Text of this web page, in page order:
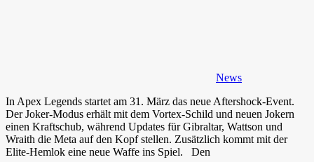
News
In Apex Legends startet am 31. März das neue Aftershock-Event.
Der Joker-Modus erhält mit dem Vortex-Schild und neuen Jokern
einen Kraftschub, während Updates für Gibraltar, Wattson und
Wraith die Meta auf den Kopf stellen. Zusätzlich kommt mit der
Elite-Hemlok eine neue Waffe ins Spiel. Den